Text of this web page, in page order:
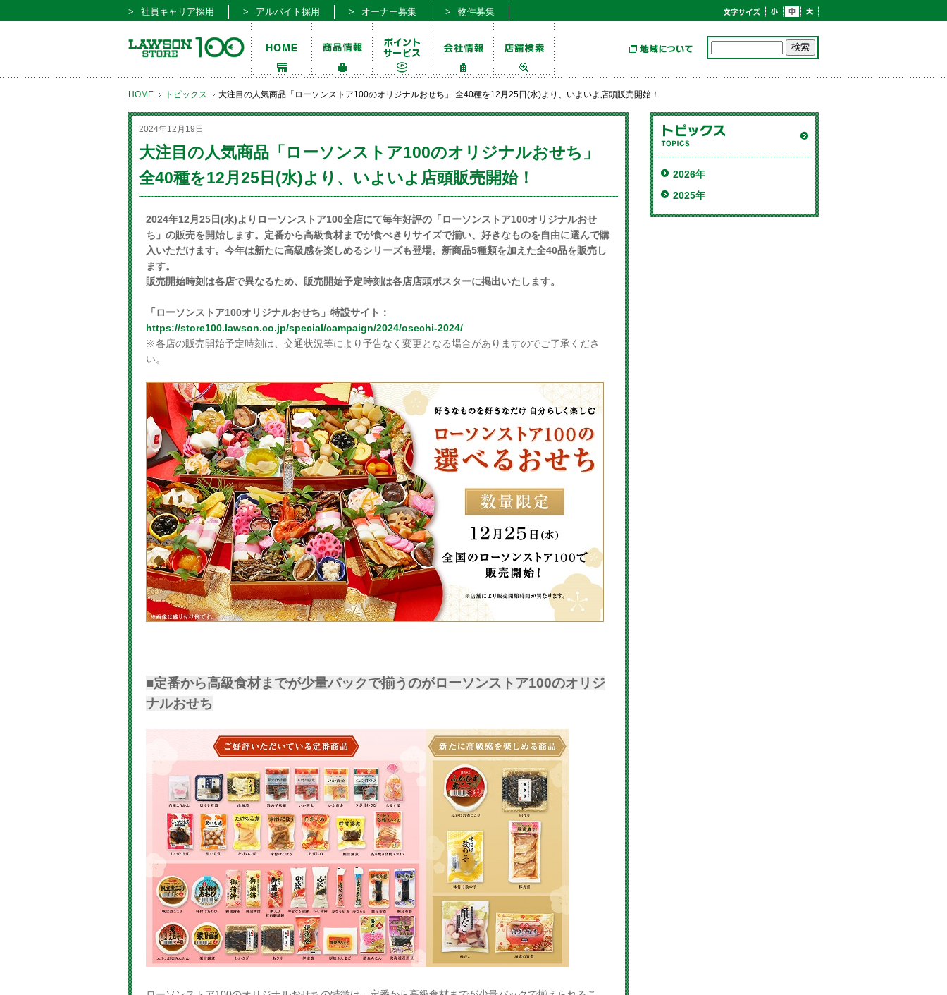
社員キャリア採用 アルバイト採用 オーナー募集 物件募集
HOME トピックス 大注目の人気商品「ローソンストア100のオリジナルおせち」 全40種を12月25日(水)より、いよいよ店頭販売開始！
2024年12月19日
大注目の人気商品「ローソンストア100のオリジナルおせち」
全40種を12月25日(水)より、いよいよ店頭販売開始！
2024年12月25日(水)よりローソンストア100全店にて毎年好評の「ローソンストア100オリジナルおせ
ち」の販売を開始します。定番から高級食材までが食べきりサイズで揃い、好きなものを自由に選んで購
入いただけます。今年は新たに高級感を楽しめるシリーズも登場。新商品5種類を加えた全40品を販売し
ます。
販売開始時刻は各店で異なるため、販売開始予定時刻は各店店頭ポスターに掲出いたします。
「ローソンストア100オリジナルおせち」特設サイト：
https://store100.lawson.co.jp/special/campaign/2024/osechi-2024/
※各店の販売開始予定時刻は、交通状況等により予告なく変更となる場合がありますのでご了承くださ
い。
■定番から高級食材までが少量パックで揃うのがローソンストア100のオリジ
ナルおせち
2026年
2025年